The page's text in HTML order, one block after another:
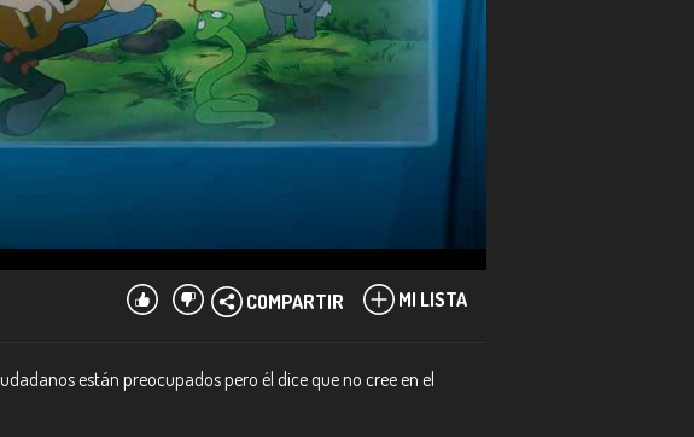
MI LISTA
COMPARTIR
están preocupados pero él dice que no cree en el